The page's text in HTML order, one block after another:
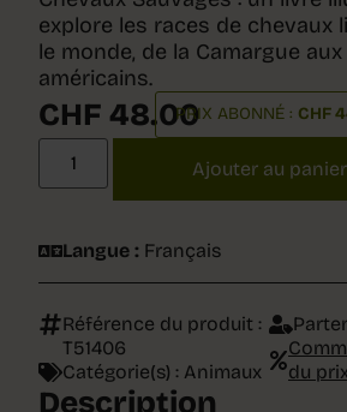
explore les races de chevaux
le monde, de la Camargue
américains.
CHF 48.00PRIX ABONNÉ : CHF
Ajouter au panier
Langue : Français
Référence du produit :
T51406
Catégorie(s) : Animaux
du
Description